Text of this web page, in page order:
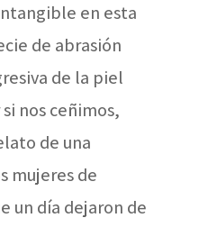
en esta
de abrasión
de la piel
nos ceñimos,
de una
mujeres de
un día dejaron de